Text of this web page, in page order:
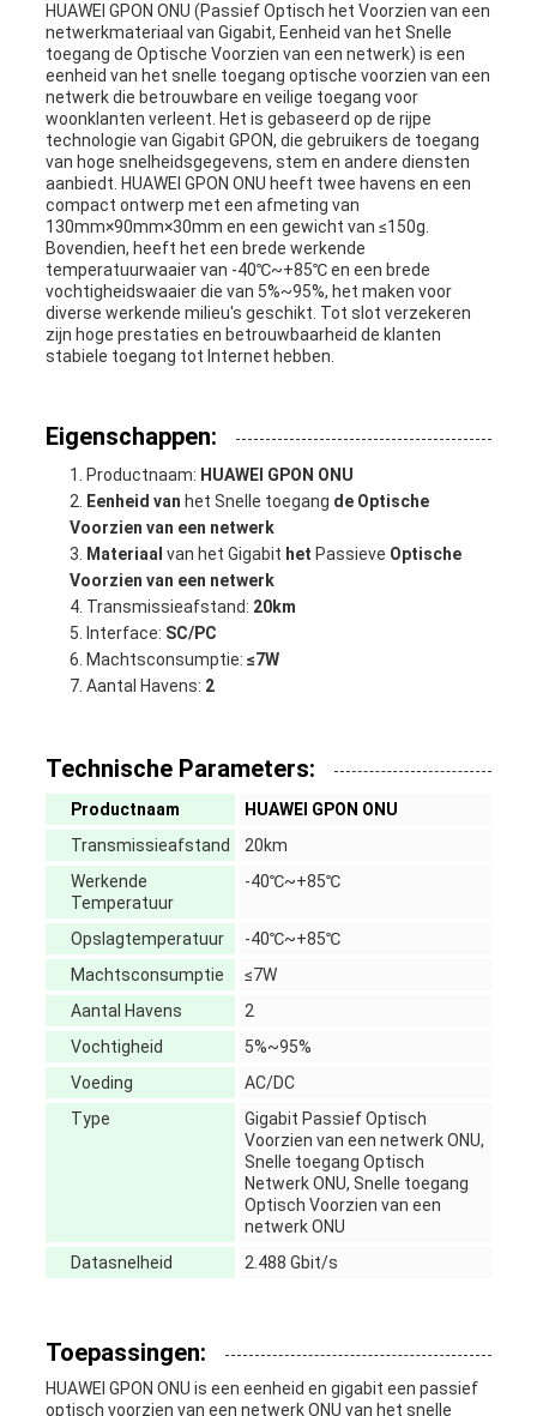
HUAWEI GPON ONU (Passief Optisch het Voorzien van een
netwerkmateriaal van Gigabit, Eenheid van het Snelle
toegang de Optische Voorzien van een netwerk) is een
eenheid van het snelle toegang optische voorzien van een
netwerk die betrouwbare en veilige toegang voor
woonklanten verleent. Het is gebaseerd op de rijpe
technologie van Gigabit GPON, die gebruikers de toegang
van hoge snelheidsgegevens, stem en andere diensten
aanbiedt. HUAWEI GPON ONU heeft twee havens en een
compact ontwerp met een afmeting van
130mm×90mm×30mm en een gewicht van ≤150g.
Bovendien, heeft het een brede werkende
temperatuurwaaier van -40℃~+85℃ en een brede
vochtigheidswaaier die van 5%~95%, het maken voor
diverse werkende milieu's geschikt. Tot slot verzekeren
zijn hoge prestaties en betrouwbaarheid de klanten
stabiele toegang tot Internet hebben.
Eigenschappen:
Productnaam: HUAWEI GPON ONU
Eenheid van het Snelle toegang de Optische
Voorzien van een netwerk
Materiaal van het Gigabit het Passieve Optische
Voorzien van een netwerk
Transmissieafstand: 20km
Interface: SC/PC
Machtsconsumptie: ≤7W
Aantal Havens: 2
Technische Parameters:
Productnaam
HUAWEI GPON ONU
Transmissieafstand
20km
Werkende
Temperatuur
-40℃~+85℃
Opslagtemperatuur
-40℃~+85℃
Machtsconsumptie
≤7W
Aantal Havens
2
Vochtigheid
5%~95%
Voeding
AC/DC
Type
Gigabit Passief Optisch
Voorzien van een netwerk ONU,
Snelle toegang Optisch
Netwerk ONU, Snelle toegang
Optisch Voorzien van een
netwerk ONU
Datasnelheid
2.488 Gbit/s
Toepassingen:
HUAWEI GPON ONU is een eenheid en gigabit een passief
optisch voorzien van een netwerk ONU van het snelle